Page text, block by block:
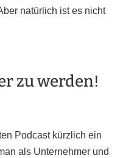
natürlich ist es nicht
zu werden!
Podcast kürzlich ein
als Unternehmer und